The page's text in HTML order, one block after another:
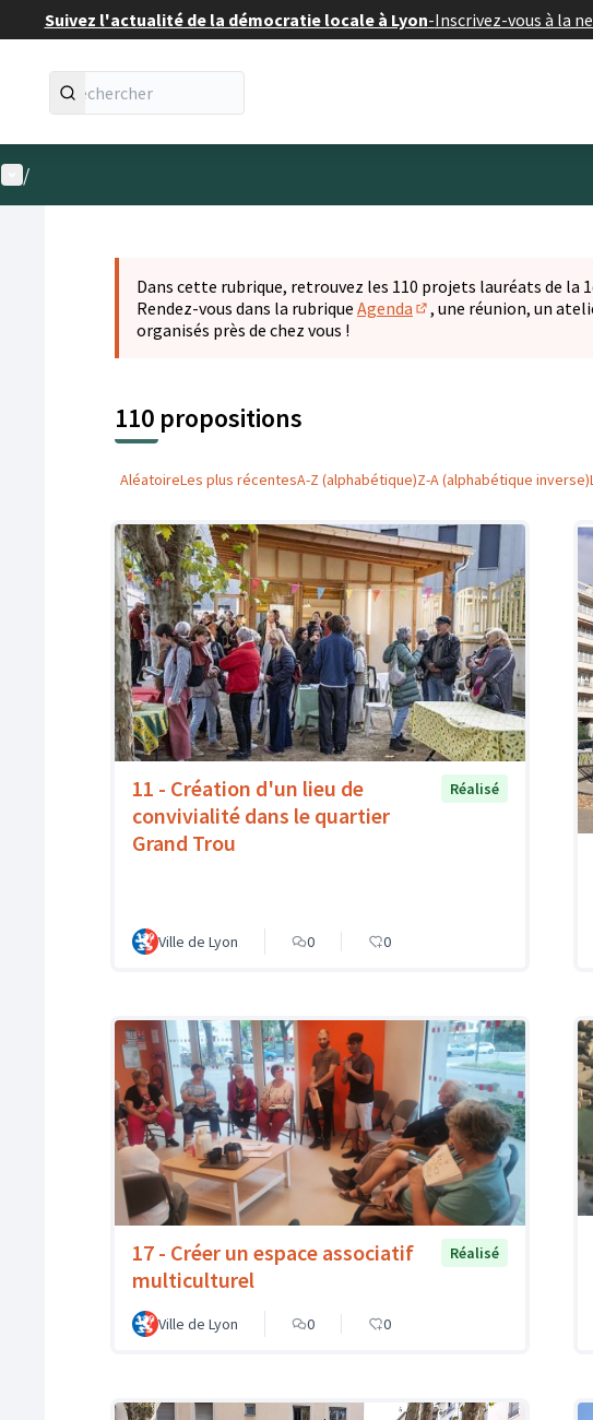
Suivez l'actualité de la démocratie locale à Lyon-Inscrivez-vous à la
Menu utilisateur
/
Dans cette rubrique, retrouvez les 110 projets lauréats de la
Rendez-vous dans la rubrique Agenda
(S'ouvre dans un nouvel
, une réunion, un
organisés près de chez vous !
110 propositions
AléatoireLes plus récentesA-Z (alphabétique)Z-A (alphabétique inverse)
11 - Création d'un lieu de
convivialité dans le quartier
Grand Trou
Réalisé
Ville de Lyon 0 0
17 - Créer un espace associatif
multiculturel
Réalisé
Ville de Lyon 0 0